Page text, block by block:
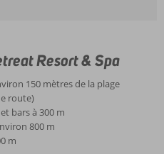
Resort & Spa
150 mètres de la plage
route)
bars à 300 m
800 m
m